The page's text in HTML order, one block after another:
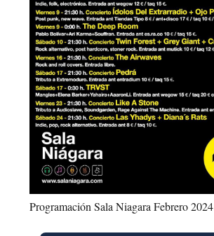
Programación Sala Niagara Febrero 2024